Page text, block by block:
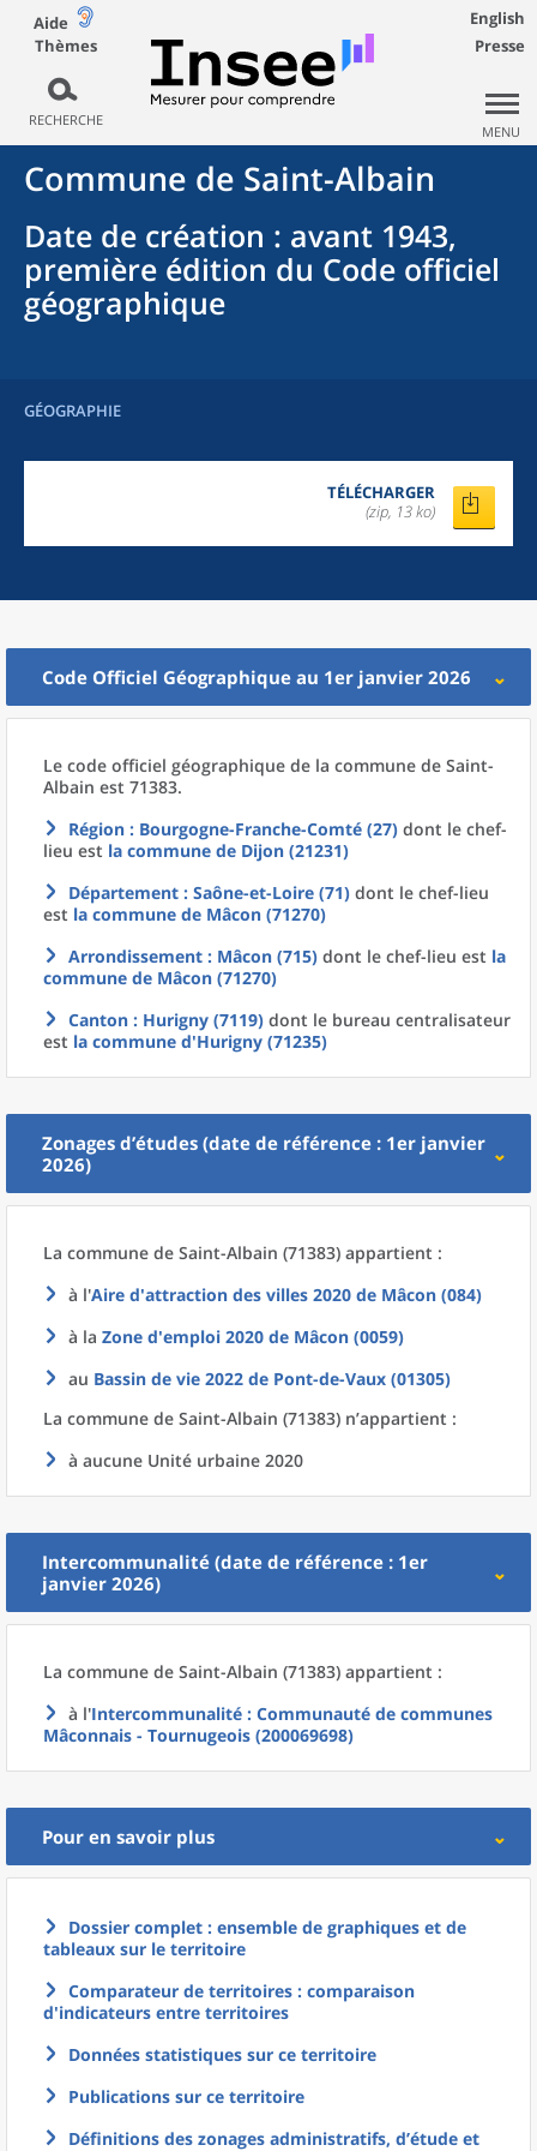
Aide
Thèmes
RECHERCHE
English
Presse
MENU
Commune de Saint-Albain
Date de création : avant 1943,
première édition du Code officiel
géographique
GÉOGRAPHIE
TÉLÉCHARGER
(zip, 13 ko)
Code Officiel Géographique au 1er janvier 2026
Le code officiel géographique de la commune de Saint-
Albain est 71383.
Région : Bourgogne-Franche-Comté (27) dont le chef-
lieu est la commune de Dijon (21231)
Département : Saône-et-Loire (71) dont le chef-lieu
est la commune de Mâcon (71270)
Arrondissement : Mâcon (715) dont le chef-lieu est la
commune de Mâcon (71270)
Canton : Hurigny (7119) dont le bureau centralisateur
est la commune d'Hurigny (71235)
Zonages d’études (date de référence : 1er janvier
2026)
La commune de Saint-Albain (71383) appartient :
à l'Aire d'attraction des villes 2020 de Mâcon (084)
à la Zone d'emploi 2020 de Mâcon (0059)
au Bassin de vie 2022 de Pont-de-Vaux (01305)
La commune de Saint-Albain (71383) n’appartient :
à aucune Unité urbaine 2020
Intercommunalité (date de référence : 1er
janvier 2026)
La commune de Saint-Albain (71383) appartient :
à l'Intercommunalité : Communauté de communes
Mâconnais - Tournugeois (200069698)
Pour en savoir plus
Dossier complet : ensemble de graphiques et de
tableaux sur le territoire
Comparateur de territoires : comparaison
d'indicateurs entre territoires
Données statistiques sur ce territoire
Publications sur ce territoire
Définitions des zonages administratifs, d’étude et